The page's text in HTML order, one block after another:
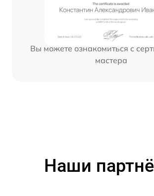
Вы можете ознакомиться с
мастера
Наши